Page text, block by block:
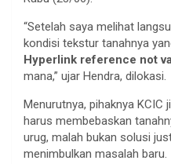
“Setelah saya melihat
kondisi tekstur tanahnya
Hyperlink reference not
mana,” ujar Hendra, dilokasi.
Menurutnya, pihaknya
harus membebaskan
urug, malah bukan solusi
menimbulkan masalah baru.